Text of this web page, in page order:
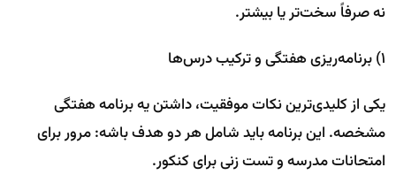
نه صرفاً سخت‌تر یا بیشتر.
۱) برنامه‌ریزی هفتگی و ترکیب درس‌ها
یکی از کلیدی‌ترین نکات موفقیت، داشتن یه برنامه هفتگی
مشخصه. این برنامه باید شامل هر دو هدف باشه: مرور برای
امتحانات مدرسه و تست زنی برای کنکور.